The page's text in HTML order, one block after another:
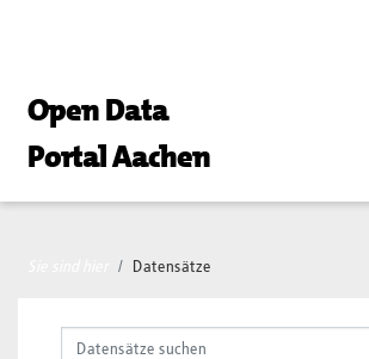
Open Data
Portal Aachen
Datensätze